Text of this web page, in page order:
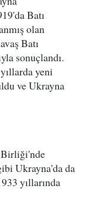
Batı
olan
Batı
sonuçlandı.
yeni
ve Ukrayna
Birliği'nde
Ukrayna'da da
yıllarında